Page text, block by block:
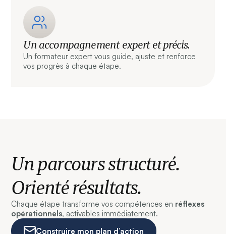
Un accompagnement expert et précis.
Un formateur expert vous guide, ajuste et renforce
vos progrès à chaque étape.
Un parcours structuré.
Orienté résultats.
Chaque étape transforme vos compétences en réflexes
opérationnels, activables immédiatement.
Construire mon plan d’action